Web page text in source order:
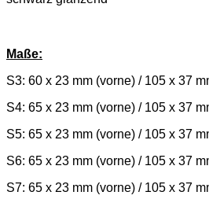
Maße:
S3: 60 x 23 mm (vorne) / 105 x 37
S4: 65 x 23 mm (vorne) / 105 x 37
S5: 65 x 23 mm (vorne) / 105 x 37
S6: 65 x 23 mm (vorne) / 105 x 37
S7: 65 x 23 mm (vorne) / 105 x 37